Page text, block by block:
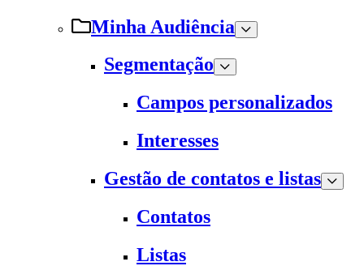
Minha Audiência
Segmentação
Campos personalizados
Interesses
Gestão de contatos e listas
Contatos
Listas